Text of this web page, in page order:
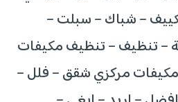
– شباك – سبلت –
– تنظيف – تنظيف مكيفات
مركزي شقق – فلل –